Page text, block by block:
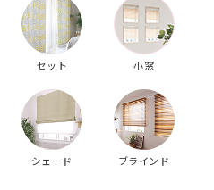
セット 小窓
シェード ブラインド